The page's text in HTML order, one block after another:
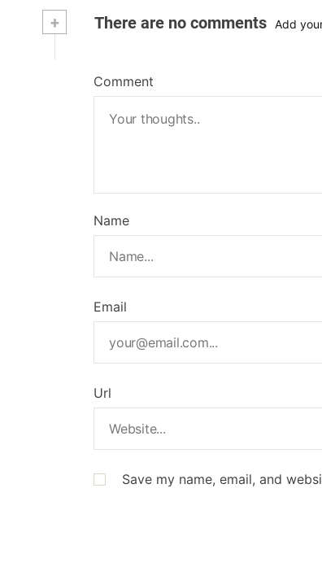
+ There are no comments Add
Comment
Name
Email
Url
Save my name, email, and